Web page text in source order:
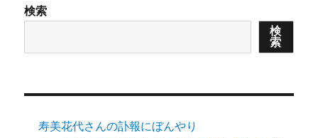
検索
検
索
寿美花代さんの訃報にぼんやり